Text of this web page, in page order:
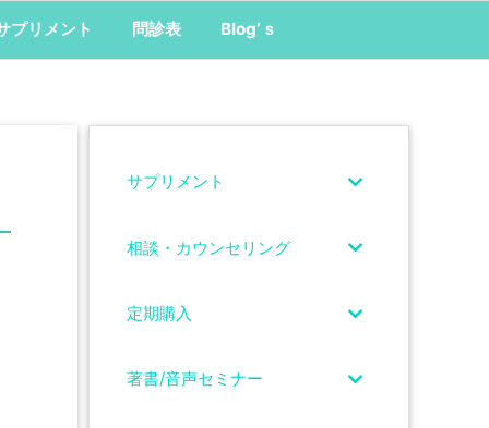
プリメント 問診表 Blog’ｓ
サプリメント
相談・カウンセリング
定期購入
著書/音声セミナー